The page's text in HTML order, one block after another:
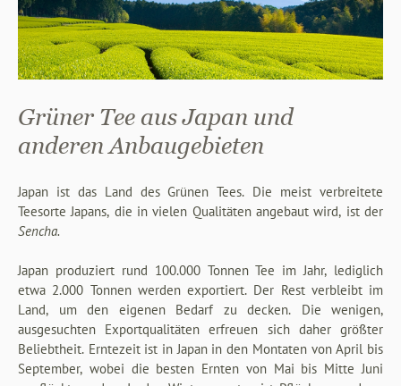
Grüner Tee aus Japan und
anderen Anbaugebieten
Japan ist das Land des Grünen Tees. Die meist verbreitete
Teesorte Japans, die in vielen Qualitäten angebaut wird, ist der
Sencha.
Japan produziert rund 100.000 Tonnen Tee im Jahr, lediglich
etwa 2.000 Tonnen werden exportiert. Der Rest verbleibt im
Land, um den eigenen Bedarf zu decken. Die wenigen,
ausgesuchten Exportqualitäten erfreuen sich daher größter
Beliebtheit. Erntezeit ist in Japan in den Montaten von April bis
September, wobei die besten Ernten von Mai bis Mitte Juni